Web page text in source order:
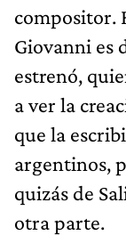
compositor.
Giovanni es
estrenó,
a ver la
que la
argentinos,
quizás de
otra parte.